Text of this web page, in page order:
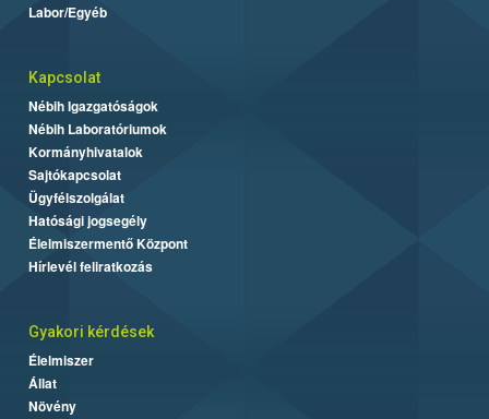
Labor/Egyéb
Kapcsolat
Nébih Igazgatóságok
Nébih Laboratóriumok
Kormányhivatalok
Sajtókapcsolat
Ügyfélszolgálat
Hatósági jogsegély
Élelmiszermentő Központ
Hírlevél feliratkozás
Gyakori kérdések
Élelmiszer
Állat
Növény